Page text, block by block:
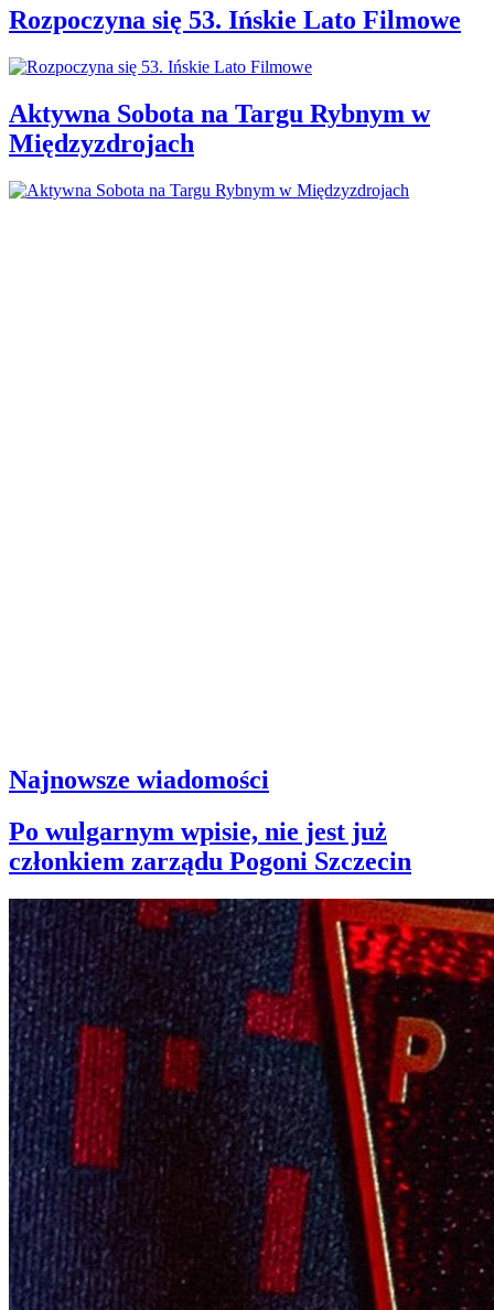
Rozpoczyna się 53. Ińskie Lato Filmowe
Aktywna Sobota na Targu Rybnym w
Międzyzdrojach
Najnowsze wiadomości
Po wulgarnym wpisie, nie jest już
członkiem zarządu Pogoni Szczecin